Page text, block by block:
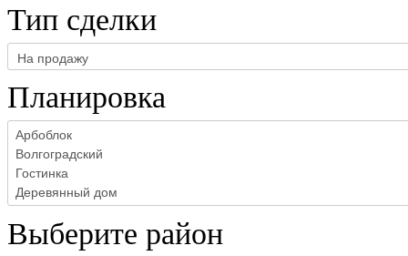
Тип сделки
Планировка
Выберите район